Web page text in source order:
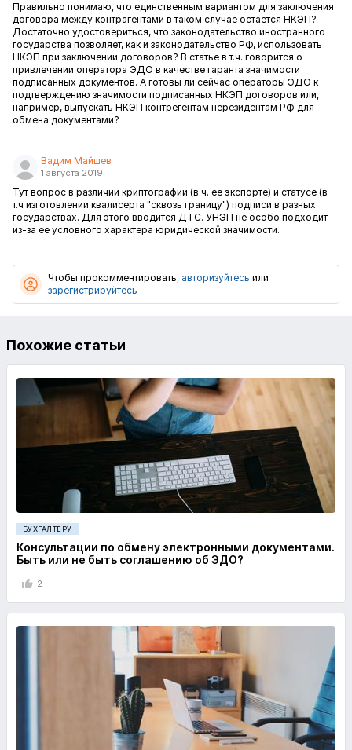
Правильно понимаю, что единственным вариантом для заключения
договора между контрагентами в таком случае остается НКЭП?
Достаточно удостовериться, что законодательство иностранного
государства позволяет, как и законодательство РФ, использовать
НКЭП при заключении договоров? В статье в т.ч. говорится о
привлечении оператора ЭДО в качестве гаранта значимости
подписанных документов. А готовы ли сейчас операторы ЭДО к
подтверждению значимости подписанных НКЭП договоров или,
например, выпускать НКЭП контрегентам нерезидентам РФ для
обмена документами?
Вадим Майшев
1 августа 2019
Тут вопрос в различии криптографии (в.ч. ее экспорте) и статусе (в
т.ч изготовлении квалисерта "сквозь границу") подписи в разных
государствах. Для этого вводится ДТС. УНЭП не особо подходит
из-за ее условного характера юридической значимости.
Чтобы прокомментировать, авторизуйтесь или
зарегистрируйтесь
Похожие статьи
БУХГАЛТЕРУ
Консультации по обмену электронными документами.
Быть или не быть соглашению об ЭДО?
2